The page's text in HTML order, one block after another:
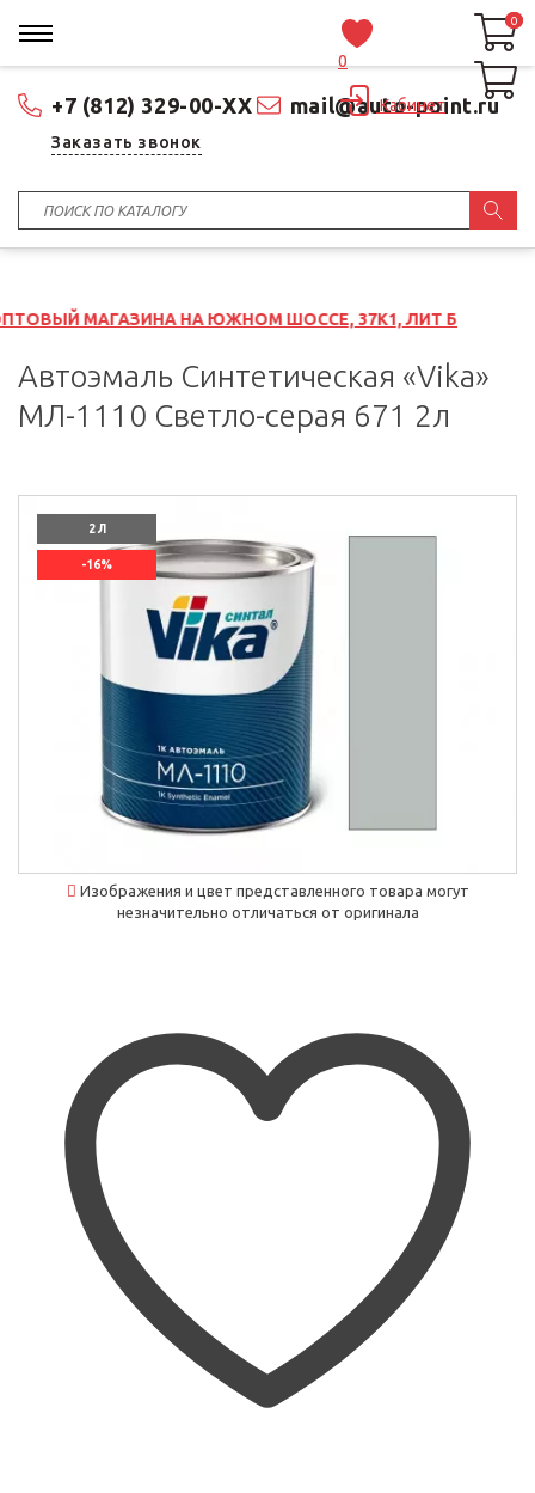
+7 (812) 329-00-XX mail@auto-point.ru
Заказать звонок
0
Кабинет
0
0
НА ЮЖНОМ ШОССЕ, 37К1, ЛИТ Б
Автоэмаль Синтетическая «Vika»
МЛ-1110 Светло-серая 671 2л
2 Л
-16%
Изображения и цвет представленного товара могут
незначительно отличаться от оригинала